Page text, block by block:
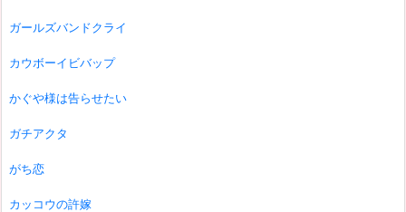
ガールズバンドクライ
カウボーイビバップ
かぐや様は告らせたい
ガチアクタ
がち恋
カッコウの許嫁